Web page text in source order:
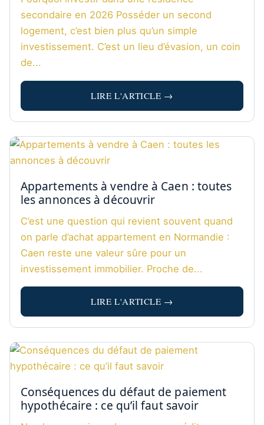
secondaire en 2026 Posséder un second
logement, c’est bien plus qu’un simple
investissement. C’est un lieu d’évasion, un coin
de...
LIRE L'ARTICLE →
Appartements à vendre à Caen : toutes
les annonces à découvrir
C’est une question qui revient souvent quand
on parle d’achat appartement en Normandie :
Caen reste une valeur sûre pour un
investissement immobilier. Proche de...
LIRE L'ARTICLE →
Conséquences du défaut de paiement
hypothécaire : ce qu’il faut savoir